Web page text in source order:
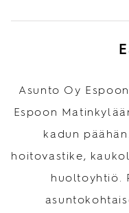
Asunto Oy
Espoon
kadun
hoitovastike,
huoltoyhtiö.